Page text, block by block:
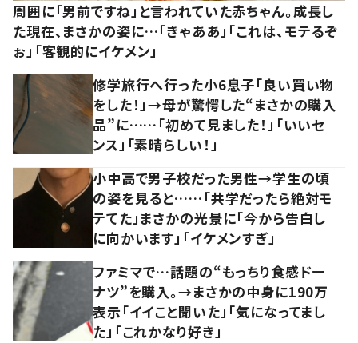
周囲に「男前ですね」と言われていた赤ちゃん。成長し
た現在、まさかの姿に…「きゃああ」「これは、モテるぞ
ぉ」「客観的にイケメン」
修学旅行へ行った小6息子「良い買い物
をした！」→母が驚愕した“まさかの購入
品”に……「初めて見ました！」「いいセ
ンス」「素晴らしい！」
小中高で男子校だった男性→学生の頃
の姿を見ると……「共学だったら絶対モ
テてた」まさかの光景に「今から告白し
に向かいます」「イケメンすぎ」
ファミマで…話題の“もっちり食感ドー
ナツ”を購入。→まさかの中身に190万
表示「イイこと聞いた」「気になってまし
た」「これかなり好き」